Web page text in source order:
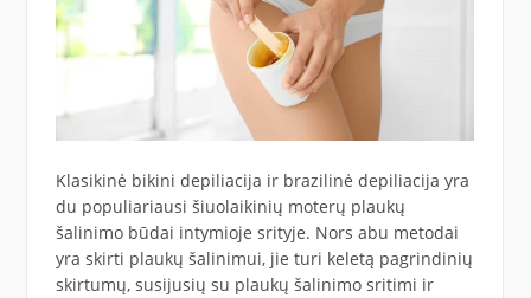
Klasikinė bikini depiliacija ir brazilinė depiliacija yra
du populiariausi šiuolaikinių moterų plaukų
šalinimo būdai intymioje srityje. Nors abu metodai
yra skirti plaukų šalinimui, jie turi keletą pagrindinių
skirtumų, susijusių su plaukų šalinimo sritimi ir